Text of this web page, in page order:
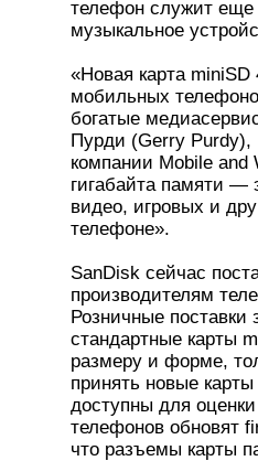
телефон служит еще
музыкальное
«Новая карта
мобильных
богатые
Пурди (Gerry Purdy),
компании Mobile
гигабайта памяти —
видео, игровых и
телефоне».
SanDisk сейчас
производителям
Розничные поставки
стандартные карты
размеру и форме,
принять новые
доступны для
телефонов обновят
что разъемы карты